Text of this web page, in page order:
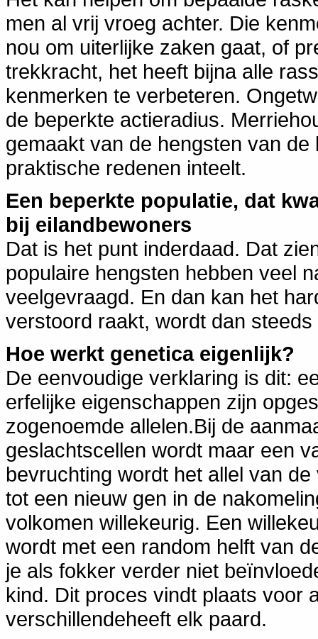
men al vrij vroeg achter. Die
nou om uiterlijke zaken gaat, of
trekkracht, het heeft bijna alle
kenmerken te verbeteren.
de beperkte actieradius.
gemaakt van de hengsten van
praktische redenen inteelt.
Een beperkte populatie, dat
bij eilandbewoners
Dat is het punt inderdaad. Dat
populaire hengsten hebben veel
veelgevraagd. En dan kan het
verstoord raakt, wordt dan steeds
Hoe werkt genetica eigenlijk?
De eenvoudige verklaring is dit:
erfelijke eigenschappen zijn
zogenoemde allelen.Bij de
geslachtscellen wordt maar een
bevruchting wordt het allel van
tot een nieuw gen in de
volkomen willekeurig. Een
wordt met een random helft van
je als fokker verder niet
kind. Dit proces vindt plaats voor
verschillendeheeft elk paard.